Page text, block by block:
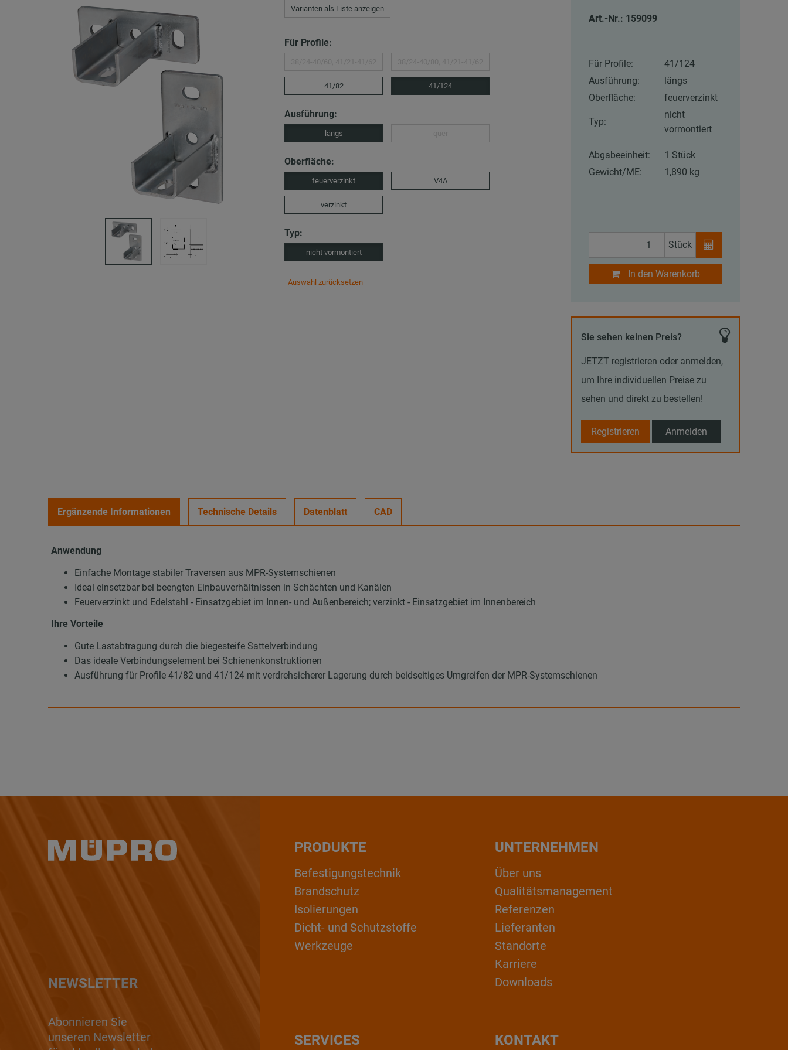
Varianten als Liste anzeigen
Für Profile:
41/82 41/124
Ausführung:
längs
Oberfläche:
feuerverzinkt V4A
verzinkt
Typ:
nicht vormontiert
Auswahl zurücksetzen
Art.-Nr.: 159099
Für Profile:
41/124
Ausführung:
längs
Oberfläche:
feuerverzinkt
Typ:
nicht
vormontiert
Abgabeeinheit:
1 Stück
Gewicht/ME:
1,890 kg
Stück
In den Warenkorb
Sie sehen keinen Preis?
JETZT registrieren oder anmelden,
um Ihre individuellen Preise zu
sehen und direkt zu bestellen!
Registrieren Anmelden
Ergänzende Informationen Technische Details Datenblatt CAD
Anwendung
Einfache Montage stabiler Traversen aus MPR-Systemschienen
Ideal einsetzbar bei beengten Einbauverhältnissen in Schächten und Kanälen
Feuerverzinkt und Edelstahl - Einsatzgebiet im Innen- und Außenbereich; verzinkt - Einsatzgebiet im Innenbereich
Ihre Vorteile
Gute Lastabtragung durch die biegesteife Sattelverbindung
Das ideale Verbindungselement bei Schienenkonstruktionen
Ausführung für Profile 41/82 und 41/124 mit verdrehsicherer Lagerung durch beidseitiges Umgreifen der MPR-Systemschienen
NEWSLETTER
Abonnieren Sie
unseren Newsletter
PRODUKTE
Befestigungstechnik
Brandschutz
Isolierungen
Dicht- und Schutzstoffe
Werkzeuge
UNTERNEHMEN
Über uns
Qualitätsmanagement
Referenzen
Lieferanten
Standorte
Karriere
Downloads
KONTAKT
SERVICES